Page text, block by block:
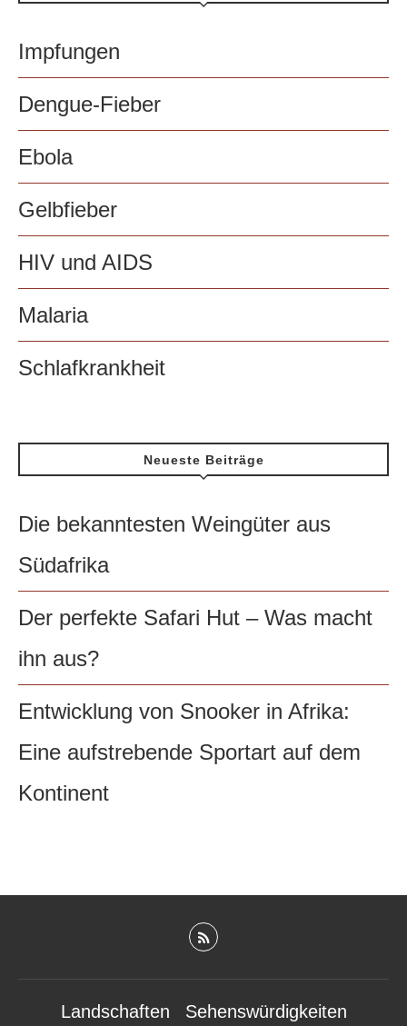
Impfungen
Dengue-Fieber
Ebola
Gelbfieber
HIV und AIDS
Malaria
Schlafkrankheit
Neueste Beiträge
Die bekanntesten Weingüter aus
Südafrika
Der perfekte Safari Hut – Was macht
ihn aus?
Entwicklung von Snooker in Afrika:
Eine aufstrebende Sportart auf dem
Kontinent
Landschaften Sehenswürdigkeiten